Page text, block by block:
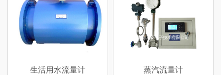
生活用水流量计 蒸汽流量计